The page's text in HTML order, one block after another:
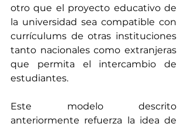
otro que el proyecto educativo de
la universidad sea compatible con
currículums de otras instituciones
tanto nacionales como extranjeras
que permita el intercambio de
estudiantes.
Este modelo descrito
anteriormente refuerza la idea de